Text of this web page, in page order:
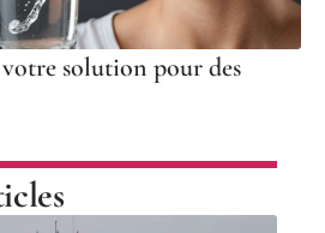
solution pour des